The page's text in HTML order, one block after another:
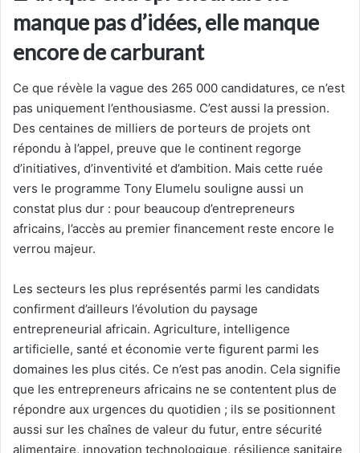
manque pas d’idées, elle manque
encore de carburant
Ce que révèle la vague des 265 000 candidatures, ce n’est
pas uniquement l’enthousiasme. C’est aussi la pression.
Des centaines de milliers de porteurs de projets ont
répondu à l’appel, preuve que le continent regorge
d’initiatives, d’inventivité et d’ambition. Mais cette ruée
vers le programme Tony Elumelu souligne aussi un
constat plus dur : pour beaucoup d’entrepreneurs
africains, l’accès au premier financement reste encore le
verrou majeur.
Les secteurs les plus représentés parmi les candidats
confirment d’ailleurs l’évolution du paysage
entrepreneurial africain. Agriculture, intelligence
artificielle, santé et économie verte figurent parmi les
domaines les plus cités. Ce n’est pas anodin. Cela signifie
que les entrepreneurs africains ne se contentent plus de
répondre aux urgences du quotidien ; ils se positionnent
aussi sur les chaînes de valeur du futur, entre sécurité
alimentaire, innovation technologique, résilience sanitaire